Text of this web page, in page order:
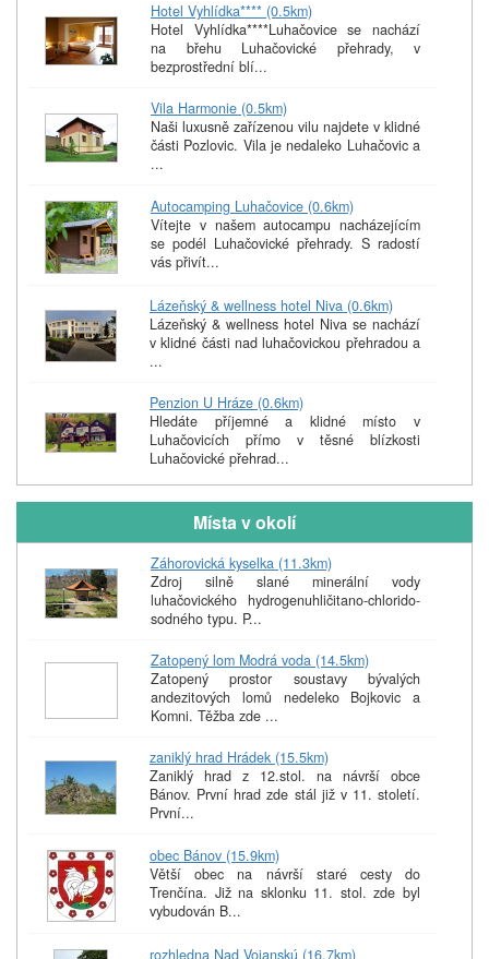
Hotel Vyhlídka**** (0.5km)
Hotel Vyhlídka****Luhačovice se nachází
na břehu Luhačovické přehrady, v
bezprostřední blí...
Vila Harmonie (0.5km)
Naši luxusně zařízenou vilu najdete v klidné
části Pozlovic. Vila je nedaleko Luhačovic a
...
Autocamping Luhačovice (0.6km)
Vítejte v našem autocampu nacházejícím
se podél Luhačovické přehrady. S radostí
vás přivít...
Lázeňský & wellness hotel Niva (0.6km)
Lázeňský & wellness hotel Niva se nachází
v klidné části nad luhačovickou přehradou a
...
Penzion U Hráze (0.6km)
Hledáte příjemné a klidné místo v
Luhačovicích přímo v těsné blízkosti
Luhačovické přehrad...
Místa v okolí
Záhorovická kyselka (11.3km)
Zdroj silně slané minerální vody
luhačovického hydrogenuhličitano-chlorido-
sodného typu. P...
Zatopený lom Modrá voda (14.5km)
Zatopený prostor soustavy bývalých
andezitových lomů nedeleko Bojkovic a
Komni. Těžba zde ...
zaniklý hrad Hrádek (15.5km)
Zaniklý hrad z 12.stol. na návrší obce
Bánov. První hrad zde stál již v 11. století.
První...
obec Bánov (15.9km)
Větší obec na návrší staré cesty do
Trenčína. Již na sklonku 11. stol. zde byl
vybudován B...
rozhledna Nad Vojanskú (16.7km)